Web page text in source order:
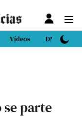
Vídeos DN Sport
se parte